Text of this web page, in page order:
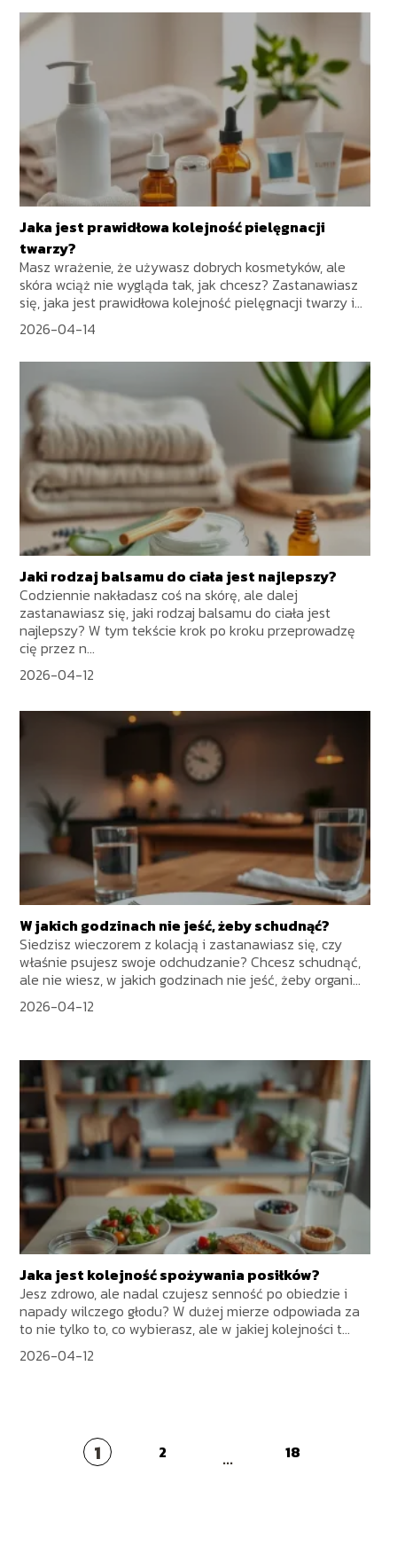
Jaka jest prawidłowa kolejność pielęgnacji
twarzy?
Masz wrażenie, że używasz dobrych kosmetyków, ale
skóra wciąż nie wygląda tak, jak chcesz? Zastanawiasz
się, jaka jest prawidłowa kolejność pielęgnacji twarzy i...
2026-04-14
Jaki rodzaj balsamu do ciała jest najlepszy?
Codziennie nakładasz coś na skórę, ale dalej
zastanawiasz się, jaki rodzaj balsamu do ciała jest
najlepszy? W tym tekście krok po kroku przeprowadzę
cię przez n...
2026-04-12
W jakich godzinach nie jeść, żeby schudnąć?
Siedzisz wieczorem z kolacją i zastanawiasz się, czy
właśnie psujesz swoje odchudzanie? Chcesz schudnąć,
ale nie wiesz, w jakich godzinach nie jeść, żeby organi...
2026-04-12
Jaka jest kolejność spożywania posiłków?
Jesz zdrowo, ale nadal czujesz senność po obiedzie i
napady wilczego głodu? W dużej mierze odpowiada za
to nie tylko to, co wybierasz, ale w jakiej kolejności t...
2026-04-12
1 2 ... 18